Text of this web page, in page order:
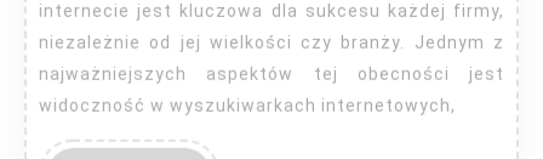
internecie jest kluczowa dla sukcesu każdej firmy,
niezależnie od jej wielkości czy branży. Jednym z
najważniejszych aspektów tej obecności jest
widoczność w wyszukiwarkach internetowych,